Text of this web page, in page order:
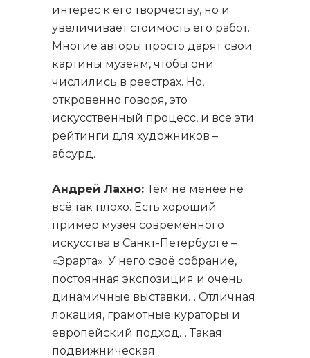
интерес к его творчеству, но и
увеличивает стоимость его работ.
Многие авторы просто дарят свои
картины музеям, чтобы они
числились в реестрах. Но,
откровенно говоря, это
искусственный процесс, и все эти
рейтинги для художников –
абсурд.
Андрей Лахно: Тем не менее не
всё так плохо. Есть хороший
пример музея современного
искусства в Санкт-Петербурге –
«Эрарта». У него своё собрание,
постоянная экспозиция и очень
динамичные выставки… Отличная
локация, грамотные кураторы и
европейский подход… Такая
подвижническая